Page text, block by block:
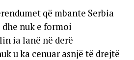
që mbante Serbia
dhe nuk e formoi
ia lanë në derë
u ka cenuar asnjë të drejtë